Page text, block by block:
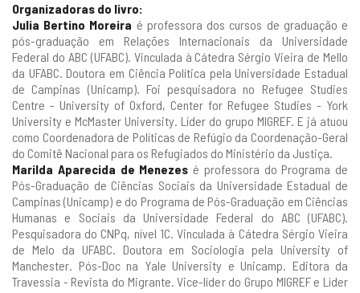
Organizadoras do livro:
Julia Bertino Moreira é professora dos cursos de graduação e
pós-graduação em Relações Internacionais da Universidade
Federal do ABC (UFABC). Vinculada à Cátedra Sérgio Vieira de Mello
da UFABC. Doutora em Ciência Política pela Universidade Estadual
de Campinas (Unicamp). Foi pesquisadora no Refugee Studies
Centre - University of Oxford, Center for Refugee Studies - York
University e McMaster University. Líder do grupo MIGREF. E já atuou
como Coordenadora de Políticas de Refúgio da Coordenação-Geral
do Comitê Nacional para os Refugiados do Ministério da Justiça.
Marilda Aparecida de Menezes é professora do Programa de
Pós-Graduação de Ciências Sociais da Universidade Estadual de
Campinas (Unicamp) e do Programa de Pós-Graduação em Ciências
Humanas e Sociais da Universidade Federal do ABC (UFABC).
Pesquisadora do CNPq, nível 1C. Vinculada à Cátedra Sérgio Vieira
de Melo da UFABC. Doutora em Sociologia pela University of
Manchester. Pós-Doc na Yale University e Unicamp. Editora da
Travessia - Revista do Migrante. Vice-líder do Grupo MIGREF e Líder